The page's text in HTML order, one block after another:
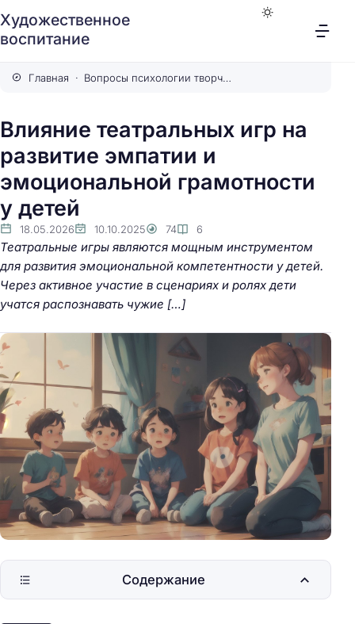
Художественное
воспитание
Главная Вопросы психологии творчества
Влияние театральных игр на
развитие эмпатии и
эмоциональной грамотности
у детей
18.05.2026 10.10.2025 74 6
Театральные игры являются мощным инструментом
для развития эмоциональной компетентности у детей.
Через активное участие в сценариях и ролях дети
учатся распознавать чужие […]
Содержание